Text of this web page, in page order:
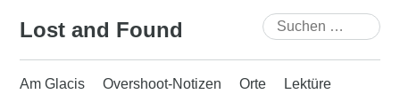
Lost and Found
Suchen
nach:
Am Glacis Overshoot-Notizen Orte Lektüre